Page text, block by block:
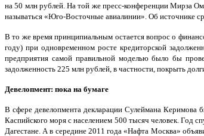
на 50 млн рублей. На той же пресс-конференции Мирза
называться «Юго-Восточные авиалинии». Об источнике
В то же время принципиальным остается вопрос о
году) при одновременном росте кредиторской
предприятия самой правильной моделью было бы
задолженность 225 млн рублей, в частности, покрыть
Девелопмент: пока на бумаге
В сфере девелопмента декларации Сулеймана Керимова
Каспийского моря с населением 500 тысяч человек. Год
Дагестане. А в середине 2011 года «Нафта Москва»